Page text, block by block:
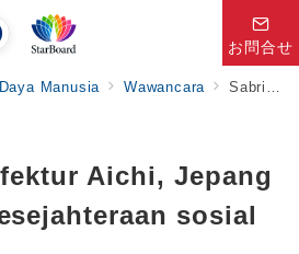
お問合せ
Manusia Wawancara Sabrina / Prefektur Aichi, Jepang Organisasi kesejahteraan sosial
Aichi, Jepang
sosial